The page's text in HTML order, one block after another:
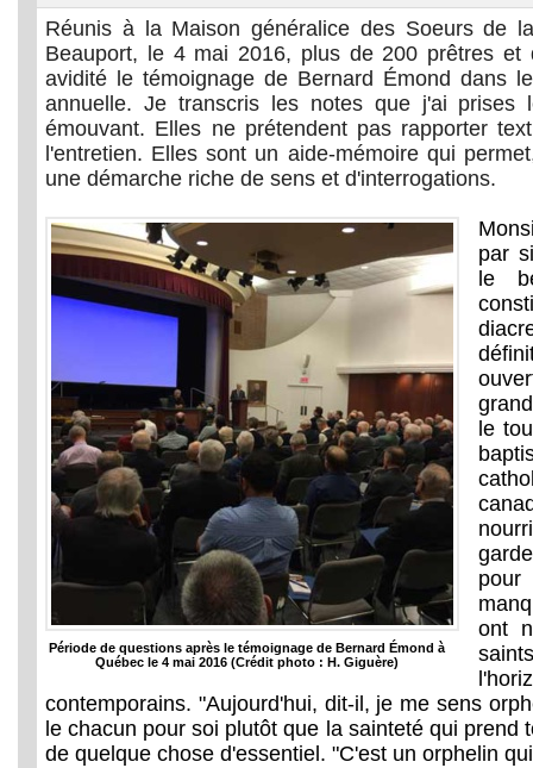
Réunis à la Maison généralice des Soeurs de
Beauport, le 4 mai 2016, plus de 200 prêtres et
avidité le témoignage de Bernard Émond dans
annuelle. Je transcris les notes que j'ai prises
émouvant. Elles ne prétendent pas rapporter
l'entretien. Elles sont un aide-mémoire qui
une démarche riche de sens et d'interrogations.
Période de questions après le témoignage de Bernard Émond à
Québec le 4 mai 2016 (Crédit photo : H. Giguère)
par
le
le
ont
contemporains. "Aujourd'hui, dit-il, je me sens
le chacun pour soi plutôt que la sainteté qui prend
de quelque chose d'essentiel. "C'est un orphelin